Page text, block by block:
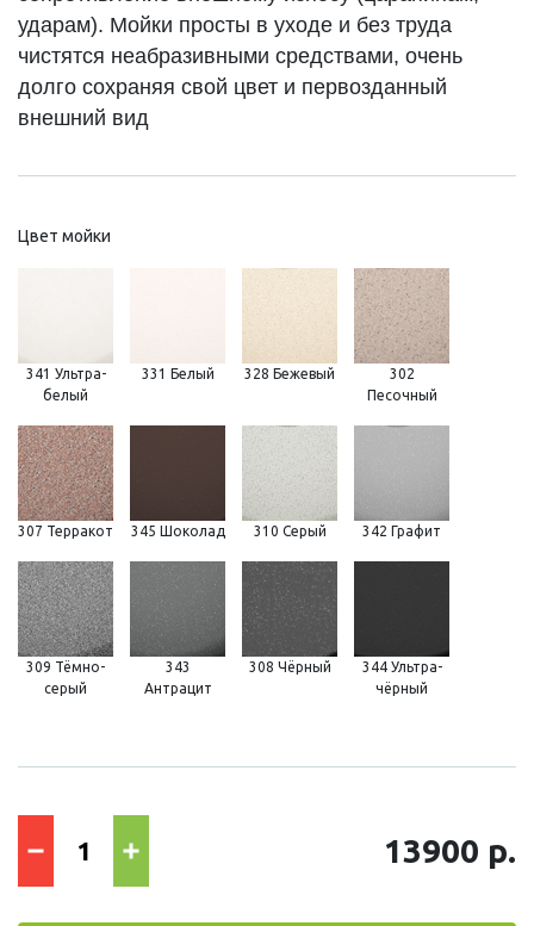
ударам). Мойки просты в уходе и без труда
чистятся неабразивными средствами, очень
долго сохраняя свой цвет и первозданный
внешний вид
Цвет мойки
341 Ультра-
белый
331 Белый 328 Бежевый
302
Песочный
307 Терракот 345 Шоколад 310 Серый 342 Графит
309 Тёмно-
серый
343
Антрацит
308 Чёрный
344 Ультра-
чёрный
13900 р.